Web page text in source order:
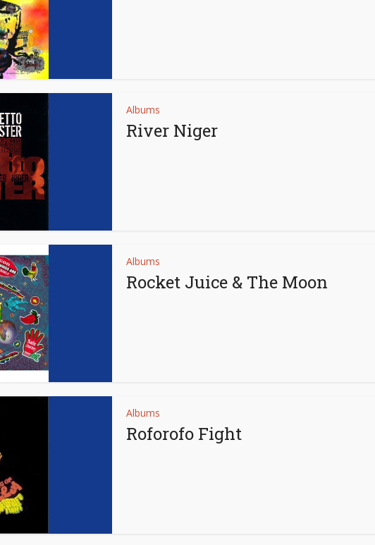
Albums
River Niger
Albums
Rocket Juice & The Moon
Albums
Roforofo Fight